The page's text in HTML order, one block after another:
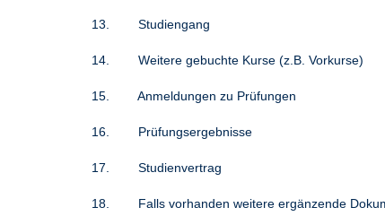
13. Studiengang
14. Weitere gebuchte Kurse (z.B. Vorkurse)
15. Anmeldungen zu Prüfungen
16. Prüfungsergebnisse
17. Studienvertrag
18. Falls vorhanden weitere ergänzende